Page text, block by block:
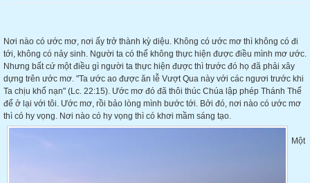
Nơi nào có ước mơ, nơi ấy trở thành kỳ diệu. Không có ước mơ thì không có đi
tới, không có nảy sinh. Người ta có thể không thực hiện được điều mình mơ ước.
Nhưng bất cứ một điều gì người ta thực hiện được thì trước đó họ đã phải xây
dựng trên ước mơ. "Ta ước ao được ăn lễ Vượt Qua này với các ngươi trước khi
Ta chịu khổ nạn" (Lc. 22:15). Ước mơ đó đã thôi thúc Chúa lập phép Thánh Thể
để ở lại với tôi. Ước mơ, rồi bảo lòng mình bước tới. Bởi đó, nơi nào có ước mơ
thì có hy vọng. Nơi nào có hy vọng thì có khơi mầm sáng tạo.
Một